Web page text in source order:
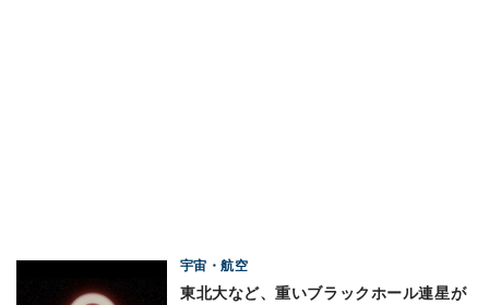
宇宙・航空
東北大など、重いブラックホール連星が